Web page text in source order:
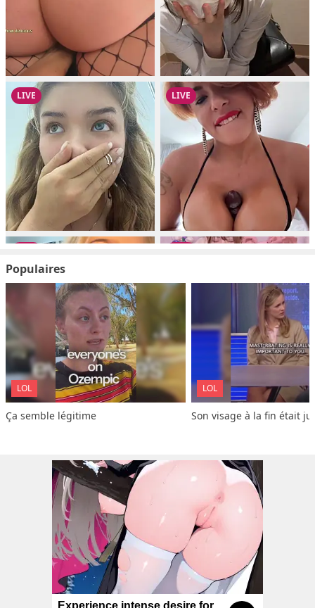
Populaires
LOL
Ça semble légitime
LOL
Son visage à la fin était